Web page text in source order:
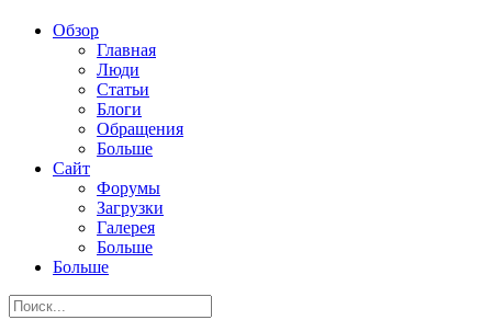
Обзор
Главная
Люди
Статьи
Блоги
Обращения
Больше
Сайт
Форумы
Загрузки
Галерея
Больше
Больше